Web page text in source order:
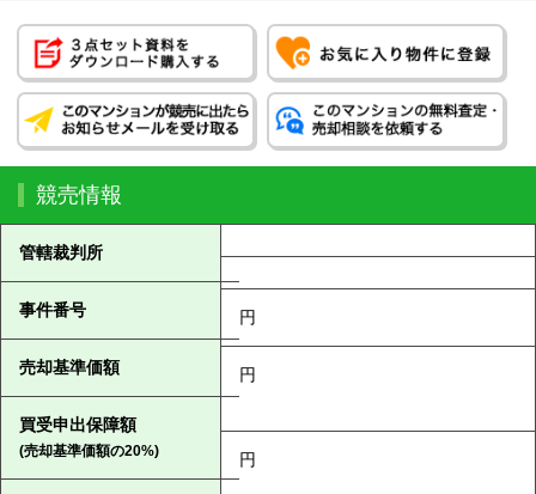
競売情報
管轄裁判所
事件番号
売却基準価額
円
買受申出保障額
(売却基準価額の20%)
円
円